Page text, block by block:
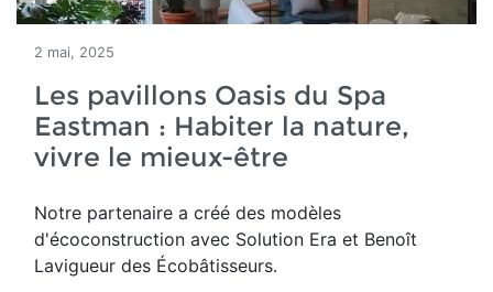
2 mai, 2025
Les pavillons Oasis du Spa
Eastman : Habiter la nature,
vivre le mieux-être
Notre partenaire a créé des modèles
d'écoconstruction avec Solution Era et Benoît
Lavigueur des Écobâtisseurs.